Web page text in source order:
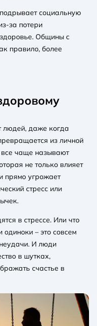
социальную
за потери
Общины с
правило, более
людей, даже когда
из личной
чаще называют
не только влияет
прямо угрожает
стресс или
в стрессе. Или что
одиноки – это совсем
И люди
в шутках,
счастье в